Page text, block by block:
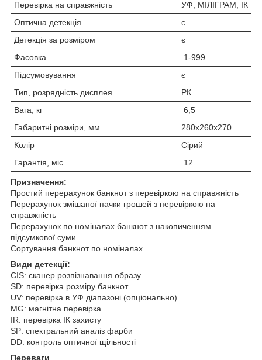
Перевірка на справжність
УФ, МІЛІГРАМ, ІК
Оптична детекція
є
Детекція за розміром
є
Фасовка
1-999
Підсумовування
є
Тип, розрядність дисплея
РК
Вага, кг
6,5
Габаритні розміри, мм.
280x260x270
Колір
Сірий
Гарантія, міс.
12
Призначення:
Простий перерахунок банкнот з перевіркою на справжність
Перерахунок змішаної пачки грошей з перевіркою на
справжність
Перерахунок по номіналах банкнот з накопиченням
підсумкової суми
Сортування банкнот по номіналах
Види детекції:
СIS: сканер розпізнавання образу
SD: перевірка розміру банкнот
UV: перевірка в УФ діапазоні (опціонально)
MG: магнітна перевірка
IR: перевірка ІК захисту
SP: спектральний аналіз фарби
DD: контроль оптичної щільності
Переваги